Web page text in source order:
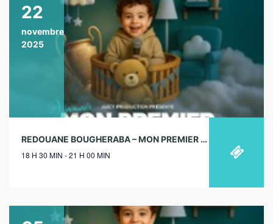
22
novembre
2025
REDOUANE BOUGHERABA – MON PREMIER SPECTACLE – LE SACRÉ, PARIS – 22/11/2025
18 H 30 MIN - 21 H 00 MIN